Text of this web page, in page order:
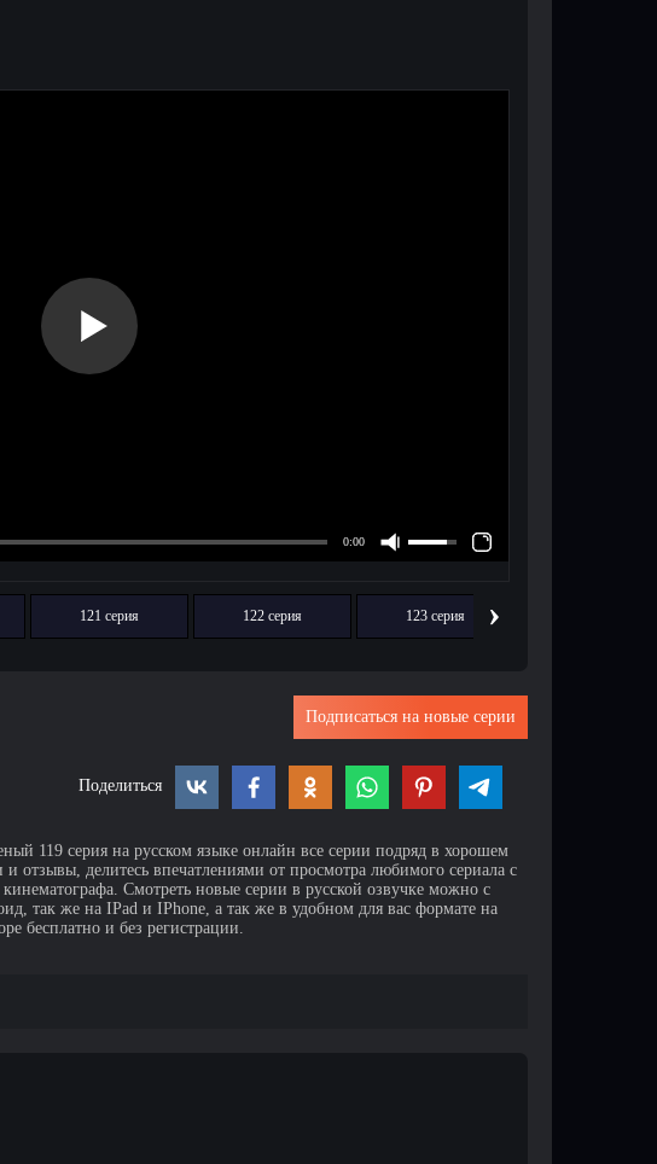
121 серия 122 серия 123 серия ›
Подписаться на новые серии
Поделиться
119 серия на русском языке онлайн все серии подряд в хорошем
отзывы, делитесь впечатлениями от просмотра любимого сериала с
Смотреть новые серии в русской озвучке можно с
так же на IPad и IPhone, а так же в удобном для вас формате на
бесплатно и без регистрации.